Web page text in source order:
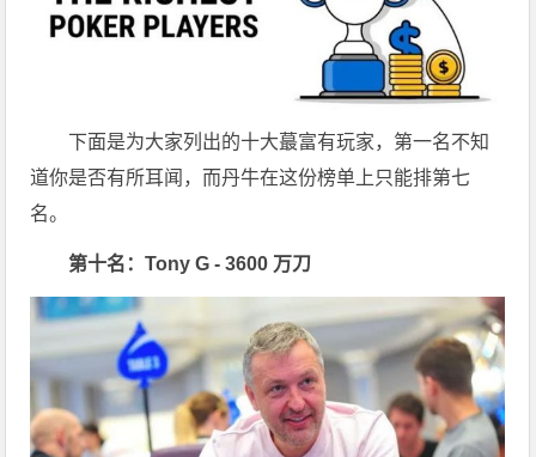
下面是为大家列出的十大蕞富有玩家，第一名不知
道你是否有所耳闻，而丹牛在这份榜单上只能排第七
名。
第十名：Tony G - 3600 万刀